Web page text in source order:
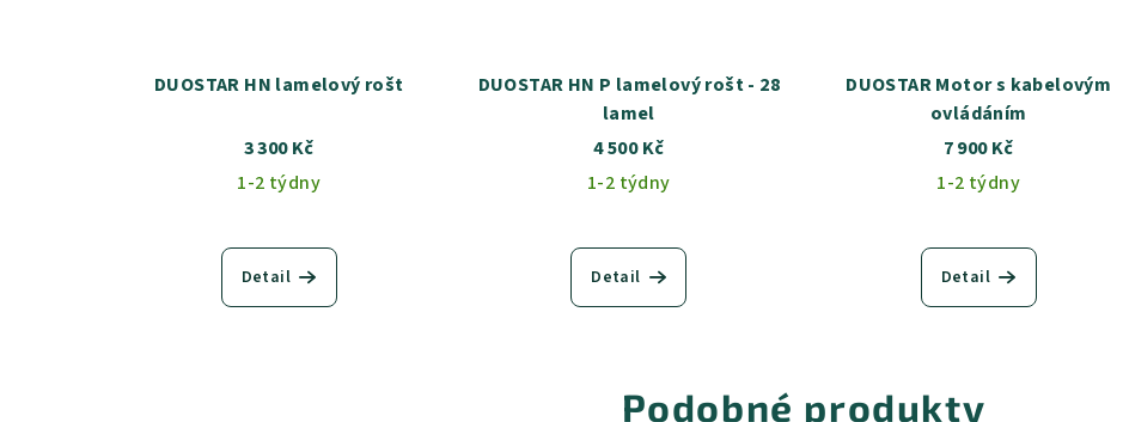
DUOSTAR HN lamelový rošt
3 300 Kč
1-2 týdny
Detail
DUOSTAR HN P lamelový rošt - 28
lamel
4 500 Kč
1-2 týdny
Detail
DUOSTAR Motor s kabelovým
ovládáním
7 900 Kč
1-2 týdny
Detail
Podobné produkty